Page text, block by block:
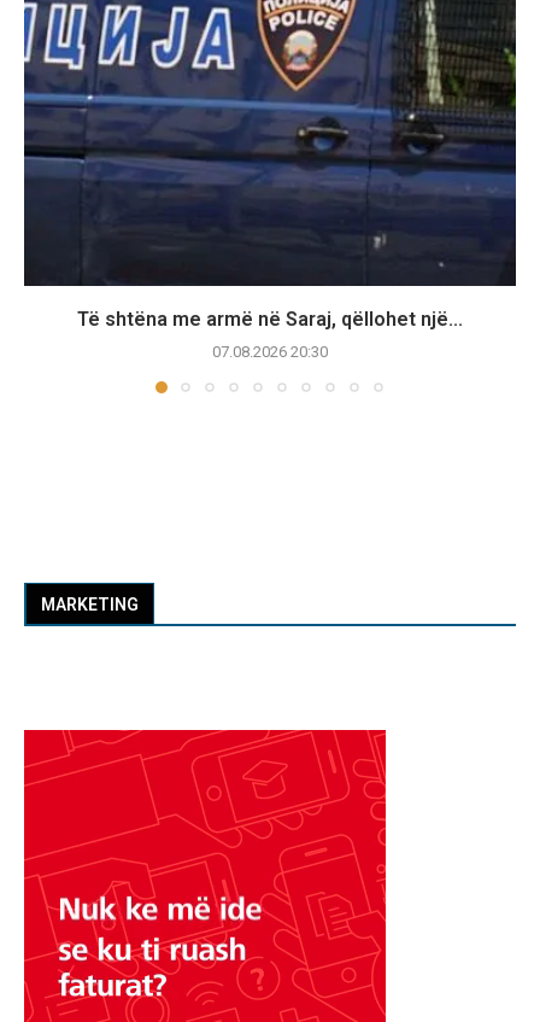
Të shtëna me armë në Saraj, qëllohet një...
07.08.2026 20:30
MARKETING